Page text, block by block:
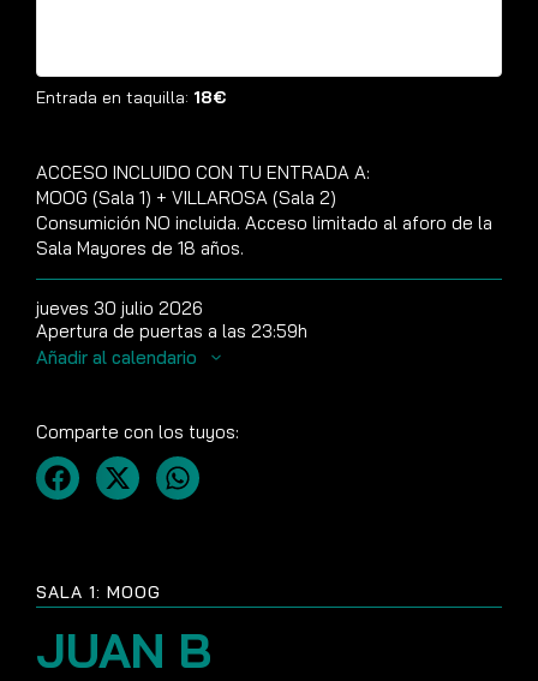
SALA 1: MOOG
JUAN B
Entrada en taquilla: 18€
ACCESO INCLUIDO CON TU ENTRADA A:
MOOG (Sala 1) + VILLAROSA (Sala 2)
Consumición NO incluida. Acceso limitado al aforo de la
Sala Mayores de 18 años.
jueves 30 julio 2026
Apertura de puertas a las 23:59h
Añadir al calendario
Comparte con los tuyos: